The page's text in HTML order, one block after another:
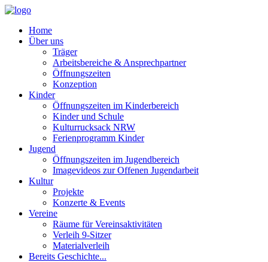
Home
Über uns
Träger
Arbeitsbereiche & Ansprechpartner
Öffnungszeiten
Konzeption
Kinder
Öffnungszeiten im Kinderbereich
Kinder und Schule
Kulturrucksack NRW
Ferienprogramm Kinder
Jugend
Öffnungszeiten im Jugendbereich
Imagevideos zur Offenen Jugendarbeit
Kultur
Projekte
Konzerte & Events
Vereine
Räume für Vereinsaktivitäten
Verleih 9-Sitzer
Materialverleih
Bereits Geschichte...